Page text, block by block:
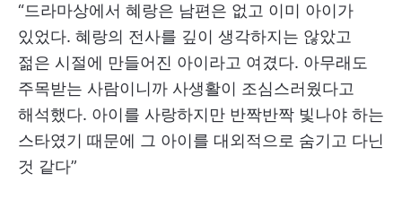
“드라마상에서 혜랑은 남편은 없고 이미 아이가
있었다. 혜랑의 전사를 깊이 생각하지는 않았고
젊은 시절에 만들어진 아이라고 여겼다. 아무래도
주목받는 사람이니까 사생활이 조심스러웠다고
해석했다. 아이를 사랑하지만 반짝반짝 빛나야 하는
스타였기 때문에 그 아이를 대외적으로 숨기고 다닌
것 같다”